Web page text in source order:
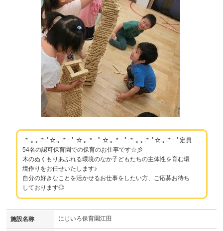
･*:.｡ ｡.:*･ﾟ☆.｡.:*・ﾟ ☆.｡.:*・ﾟ ☆.｡.:*・ﾟ･*:.｡ ｡.:*･ﾟ☆.｡.:*・ﾟ定員
54名の認可保育園での保育のお仕事です☆彡
木のぬくもりあふれる環境のなか子どもたちの主体性を育む環
境作りをお任せいたします♪
自分の好きなことを活かせるお仕事をしたい方、ご応募お待ち
しております◎
施設名称 にじいろ保育園江田